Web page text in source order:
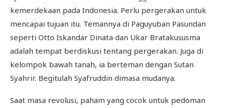
kemerdekaan pada Indonesia. Perlu pergerakan untuk
mencapai tujuan itu. Temannya di Paguyuban Pasundan
seperti Otto Iskandar Dinata dan Ukar Bratakususma
adalah tempat berdiskusi tentang pergerakan. Juga di
kelompok bawah tanah, ia berteman dengan Sutan
Syahrir. Begitulah Syafruddin dimasa mudanya.
Saat masa revolusi, paham yang cocok untuk pedoman